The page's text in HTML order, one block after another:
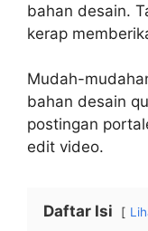
bahan desain.
kerap
Mudah-
bahan desain
postingan
edit video.
Daftar Isi